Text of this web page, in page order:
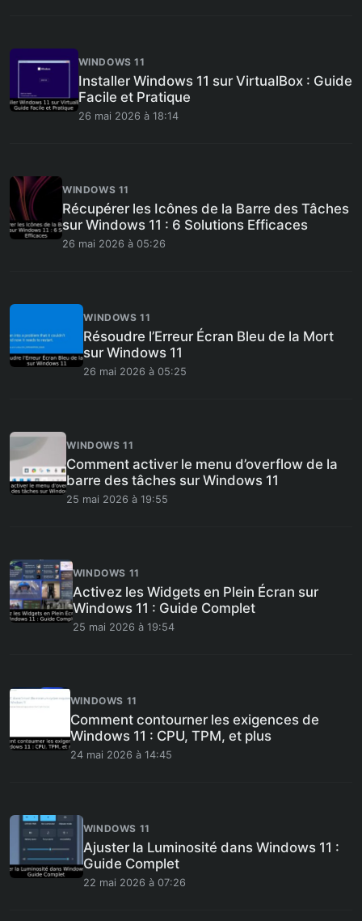
WINDOWS 11
Installer Windows 11 sur VirtualBox : Guide
Facile et Pratique
26 mai 2026 à 18:14
WINDOWS 11
Récupérer les Icônes de la Barre des Tâches
sur Windows 11 : 6 Solutions Efficaces
26 mai 2026 à 05:26
WINDOWS 11
Résoudre l’Erreur Écran Bleu de la Mort
sur Windows 11
26 mai 2026 à 05:25
WINDOWS 11
Comment activer le menu d’overflow de la
barre des tâches sur Windows 11
25 mai 2026 à 19:55
WINDOWS 11
Activez les Widgets en Plein Écran sur
Windows 11 : Guide Complet
25 mai 2026 à 19:54
WINDOWS 11
Comment contourner les exigences de
Windows 11 : CPU, TPM, et plus
24 mai 2026 à 14:45
WINDOWS 11
Ajuster la Luminosité dans Windows 11 :
Guide Complet
22 mai 2026 à 07:26